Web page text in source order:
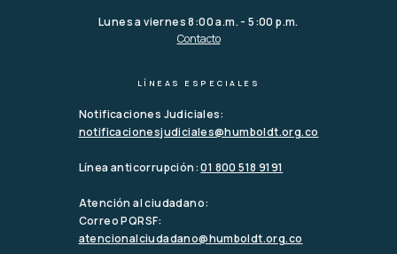
Lunes a viernes 8:00 a.m. - 5:00 p.m.
Contacto
LÍNEAS ESPECIALES
Notificaciones Judiciales:
notificacionesjudiciales@humboldt.org.co
Línea anticorrupción:01 800 518 9191
Atención al ciudadano:
Correo PQRSF:
atencionalciudadano@humboldt.org.co